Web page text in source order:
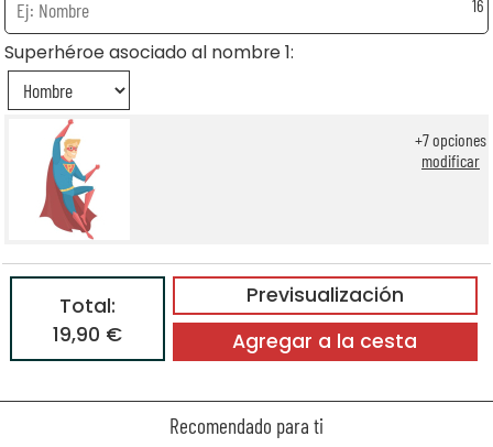
16
Superhéroe asociado al nombre 1:
+7opciones
modificar
Previsualización
Total:
19,90 €
Agregar a la cesta
Recomendado para ti